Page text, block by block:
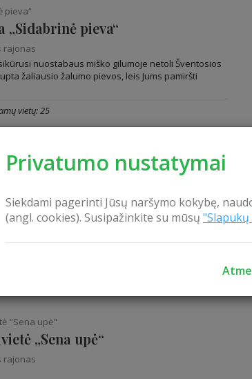
Privatumo nustatymai
Siekdami pagerinti Jūsų naršymo kokybę,
(angl. cookies). Susipažinkite su mūsų
pieva“
„Sidabrinė pieva“
rajonas
nuostabaus miško gilumoje netoli Šventosios
žaliausio žalumo pievos, leis Jums pamiršti
vietų: 25
„Žirnaja“
rajonas
romantikos ištroškusiems, privatumą ir komfortą
– mažas rojaus kampelis Žirnajų ežero
vietų: 70
"Sena upė"
„Sena upė“
rajonas